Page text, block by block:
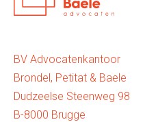
BV Advocatenkantoor
Brondel, Petitat & Baele
Dudzeelse Steenweg 98
B-8000 Brugge